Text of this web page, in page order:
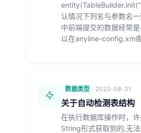
认情况下列名与参数名
中前端提交的数据经常
以在anyline-config.xml
数据类型 ·2022-08-31
关于自动检测表结构
在执行数据库操作时，
String形式获取到的,无